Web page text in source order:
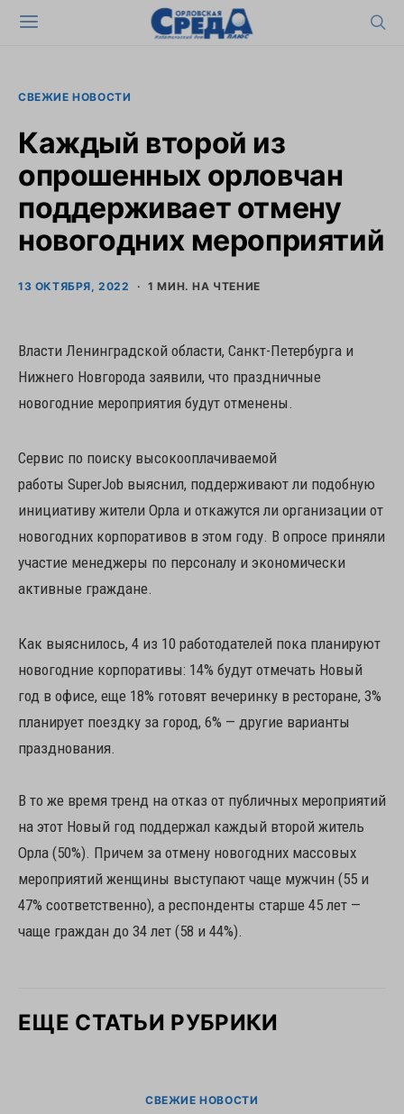
СВЕЖИЕ НОВОСТИ
Каждый второй из
опрошенных орловчан
поддерживает отмену
новогодних мероприятий
13 ОКТЯБРЯ, 2022 1 МИН. НА ЧТЕНИЕ
Власти Ленинградской области, Санкт-Петербурга и
Нижнего Новгорода заявили, что праздничные
новогодние мероприятия будут отменены.
Сервис по поиску высокооплачиваемой
работы SuperJob выяснил, поддерживают ли подобную
инициативу жители Орла и откажутся ли организации от
новогодних корпоративов в этом году. В опросе приняли
участие менеджеры по персоналу и экономически
активные граждане.
Как выяснилось, 4 из 10 работодателей пока планируют
новогодние корпоративы: 14% будут отмечать Новый
год в офисе, еще 18% готовят вечеринку в ресторане, 3%
планирует поездку за город, 6% — другие варианты
празднования.
В то же время тренд на отказ от публичных мероприятий
на этот Новый год поддержал каждый второй житель
Орла (50%). Причем за отмену новогодних массовых
мероприятий женщины выступают чаще мужчин (55 и
47% соответственно), а респонденты старше 45 лет —
чаще граждан до 34 лет (58 и 44%).
ЕЩЕ СТАТЬИ РУБРИКИ
СВЕЖИЕ НОВОСТИ